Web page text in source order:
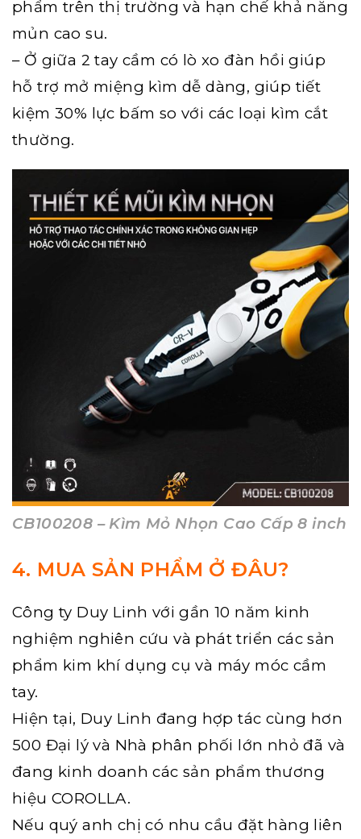
phẩm trên thị trường và hạn chế khả năng
mủn cao su.
– Ở giữa 2 tay cầm có lò xo đàn hồi giúp
hỗ trợ mở miệng kìm dễ dàng, giúp tiết
kiệm 30% lực bấm so với các loại kìm cắt
thường.
CB100208 – Kìm Mỏ Nhọn Cao Cấp 8 inch
4. MUA SẢN PHẨM Ở ĐÂU?
Công ty Duy Linh với gần 10 năm kinh
nghiệm nghiên cứu và phát triển các sản
phẩm kim khí dụng cụ và máy móc cầm
tay.
Hiện tại, Duy Linh đang hợp tác cùng hơn
500 Đại lý và Nhà phân phối lớn nhỏ đã và
đang kinh doanh các sản phẩm thương
hiệu COROLLA.
Nếu quý anh chị có nhu cầu đặt hàng liên